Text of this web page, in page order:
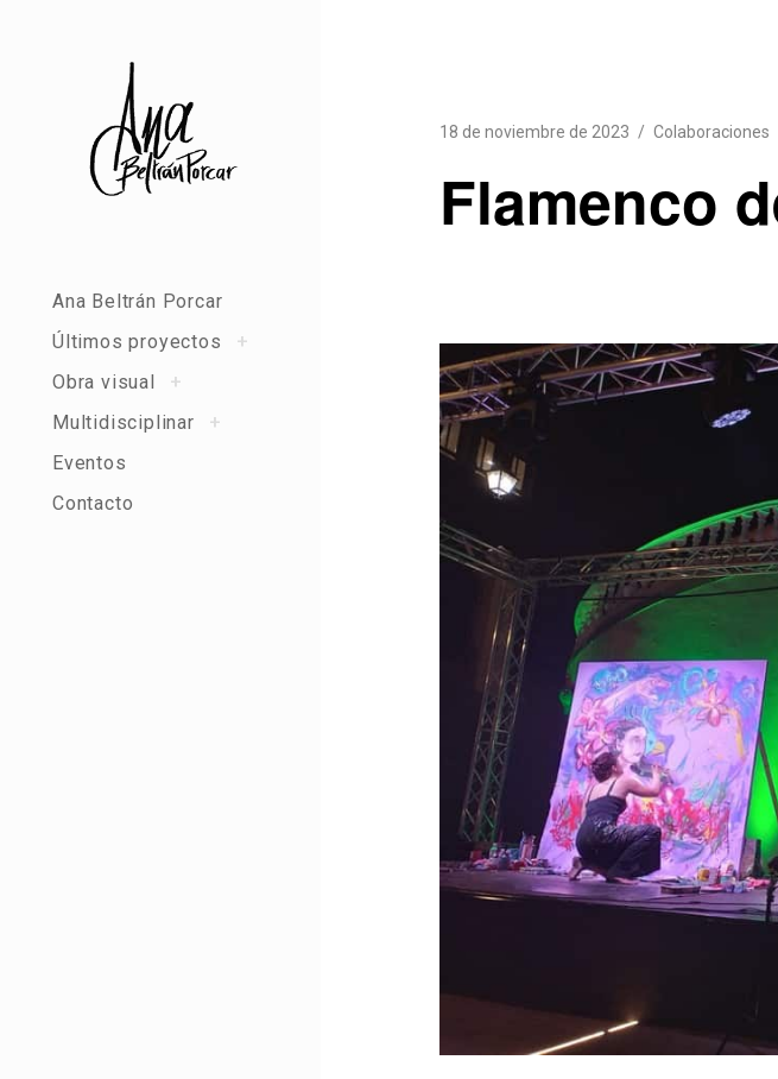
Ana Beltrán Porcar
Últimos proyectos
toggle
child
+
Obra visual
toggle
child
+
Multidisciplinar
toggle
child
+
Eventos
Contacto
18 de noviembre de 2023 Colaboraciones
Flamenco